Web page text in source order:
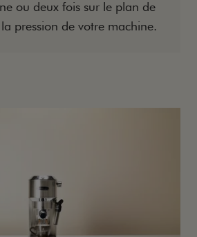
ou deux fois sur le plan de
pression de votre machine.